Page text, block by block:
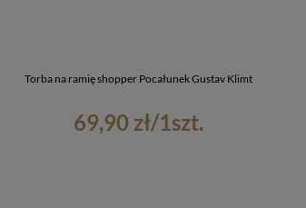
Torba na ramię shopper Pocałunek Gustav Klimt
69,90 zł/1szt.